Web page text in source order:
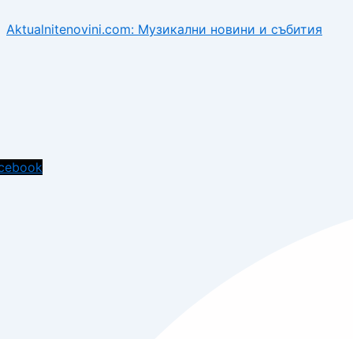
Aktualnitenovini.com: Музикални новини и събития